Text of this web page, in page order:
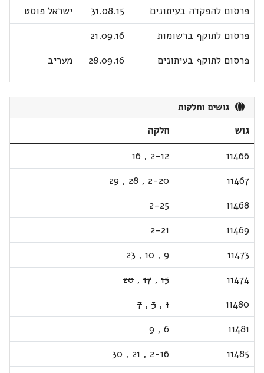
פרסום להפקדה בעיתונים
31.08.15
ישראל פוסט
פרסום לתוקף ברשומות
21.09.16
פרסום לתוקף בעיתונים
28.09.16 מעריב
גושים וחלקות
גוש
חלקה
11466
2-12
,
16
11467
2-20
,
28
,
29
11468
2-25
11469
2-21
11473
9
,
10
,
23
11474
15
,
17
,
20
11480
1
,
3
,
7
11481
6
,
9
11485
2-16
,
21
,
30